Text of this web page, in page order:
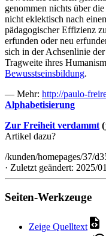
genommen nichts über
nicht eklektisch nach
pädagogischer Effizienz
erfunden oder neu
sich in der Achsenlinie
Tragweite ihres
Bewusstseinsbildung.
— Mehr: http://paulo-
Alphabetisierung
Zur Freiheit verdammt
Artikel dazu?
/kunden/homepages/37/
· Zuletzt geändert: 2025/
Seiten-Werkzeuge
Zeige Quelltext